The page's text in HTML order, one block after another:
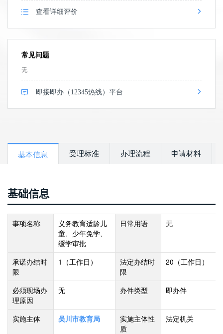
查看详细评价
常见问题
无
即接即办（12345热线）平台
基本信息 受理标准 办理流程 申请材料
基础信息
事项名称
义务教育适龄儿
童、少年免学、
缓学审批
日常用语 无
承诺办结时
限
1 （工作日）
法定办结时
限
20 （工作日）
必须现场办
理原因
无 办件类型 即办件
实施主体 吴川市教育局
实施主体性
质
法定机关